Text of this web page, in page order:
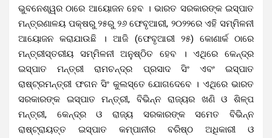
ଭୁବନେଶ୍ୱର ଠାରେ ଆୟୋଜନ ହେବ । ଭାରତ ସରକାରଙ୍କ ଇସ୍ପାତ
ମନ୍ତ୍ରଣାଳୟ ପକ୍ଷରୁ ୨୫ରୁ ୨୬ ଫେବୃଆରୀ, ୨୦୨୨ରେ ଏହି ସମ୍ମିଳନୀ
ଆୟୋଜନ କରାଯାଉଛି । ଆଜି (ଫେବୃଆରୀ ୨୫) କୋଣାର୍କ ଠାରେ
ମନ୍ତ୍ରୀସ୍ତରୀୟ ସମ୍ମିଳନୀ ଅନୁଷ୍ଠିତ ହେବ । ଏଥିରେ କେନ୍ଦ୍ର
ଇସ୍ପାତ ମନ୍ତ୍ରୀ ରାମଚନ୍ଦ୍ର ପ୍ରସାଦ ସିଂ ଏବଂ ଇସ୍ପାତ
ରାଷ୍ଟ୍ରମନ୍ତ୍ରୀ ଫଗନ ସିଂ କୁଲସ୍ତେ ଯୋଗଦେବେ । ଏଥିରେ ଭାରତ
ସରକାରଙ୍କ ଇସ୍ପାତ ମନ୍ତ୍ରୀ, ବିଭିନ୍ନ ରାଜ୍ୟର ଖଣି ଓ ଶିଳ୍ପ
ମନ୍ତ୍ରୀ, କେନ୍ଦ୍ର ଓ ରାଜ୍ୟ ସରକାରଙ୍କ ସମେତ ବିଭିନ୍ନ
ରାଷ୍ଟ୍ରାୟତ୍ତ ଇସ୍ପାତ କମ୍ପାନୀର ବରିଷ୍ଠ ଅଧିକାରୀ ଓ